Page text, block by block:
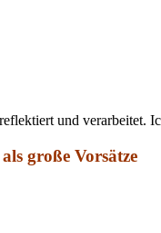
und verarbeitet.
große Vorsätze